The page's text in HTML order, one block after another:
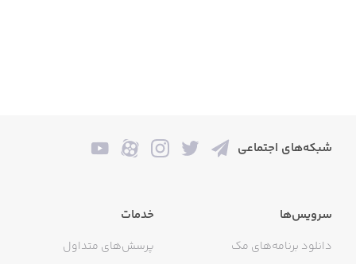
شبکه‌های اجتماعی
سرویس‌ها
دانلود برنامه‌های مک
خدمات
پرسش‌های متداول